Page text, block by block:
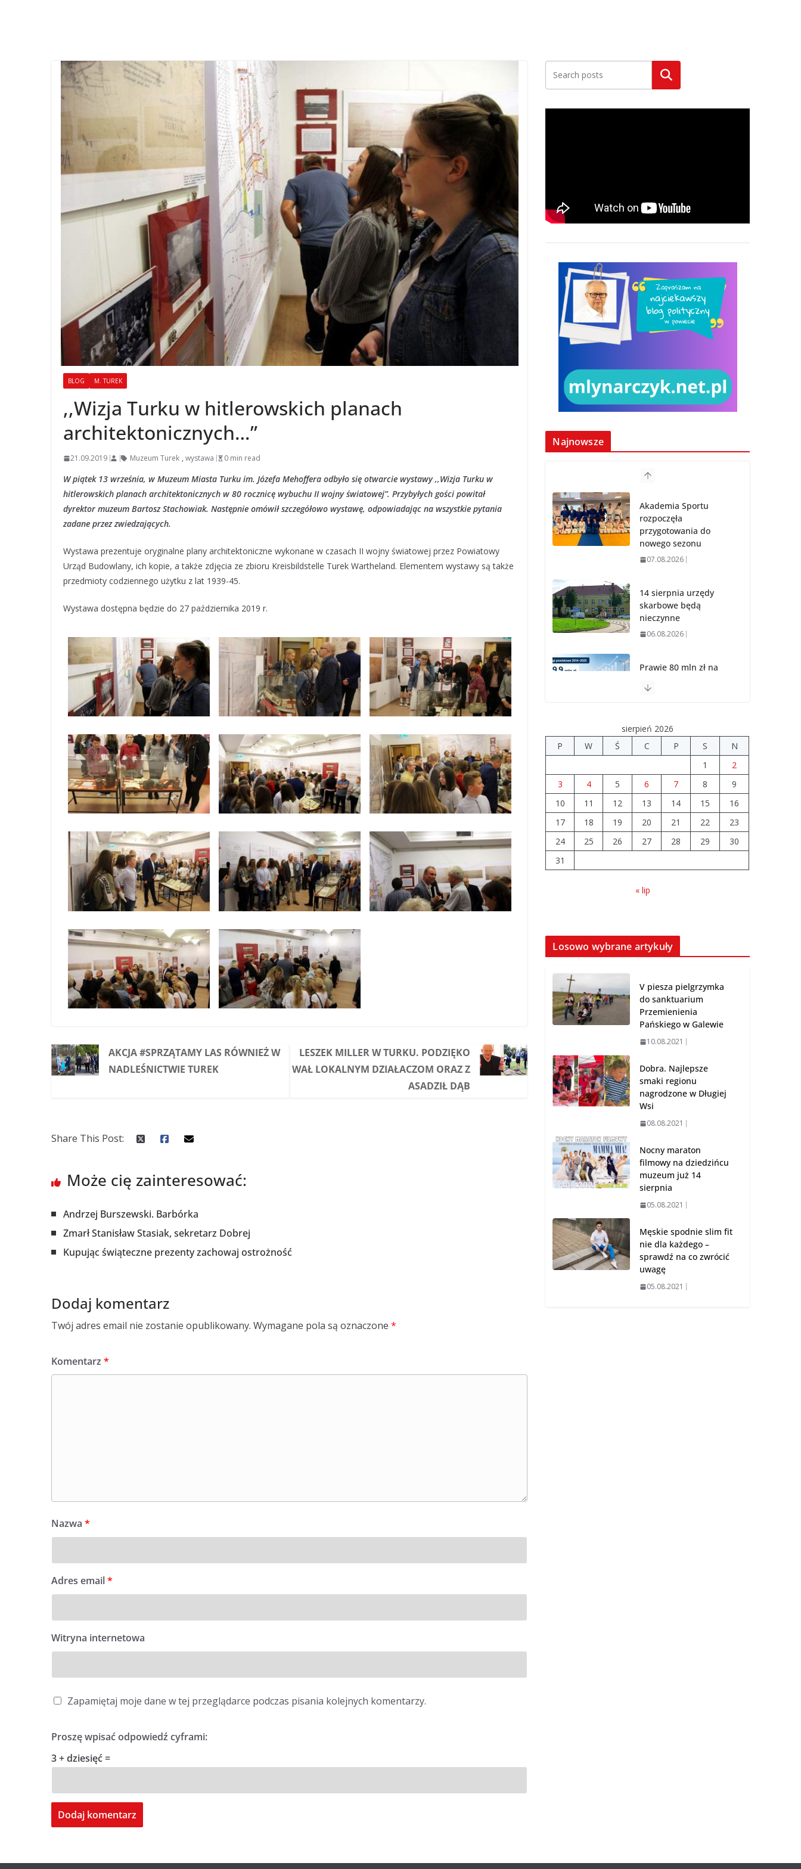
BLOG M. TUREK
,,Wizja Turku w hitlerowskich planach
architektonicznych…”
21.09.2019 Muzeum Turek , wystawa 0 min read
W piątek 13 września, w Muzeum Miasta Turku im. Józefa Mehoffera odbyło się otwarcie wystawy ,,Wizja Turku w
hitlerowskich planach architektonicznych w 80 rocznicę wybuchu II wojny światowej”. Przybyłych gości powitał
dyrektor muzeum Bartosz Stachowiak. Następnie omówił szczegółowo wystawę, odpowiadając na wszystkie pytania
zadane przez zwiedzających.
Wystawa prezentuje oryginalne plany architektoniczne wykonane w czasach II wojny światowej przez Powiatowy
Urząd Budowlany, ich kopie, a także zdjęcia ze zbioru Kreisbildstelle Turek Wartheland. Elementem wystawy są także
przedmioty codziennego użytku z lat 1939-45.
Wystawa dostępna będzie do 27 października 2019 r.
AKCJA #SPRZĄTAMY LAS RÓWNIEŻ W
NADLEŚNICTWIE TUREK
LESZEK MILLER W TURKU. PODZIĘKO
WAŁ LOKALNYM DZIAŁACZOM ORAZ Z
ASADZIŁ DĄB
Share This Post:
Może cię zainteresować:
Andrzej Burszewski. Barbórka
Zmarł Stanisław Stasiak, sekretarz Dobrej
Kupując świąteczne prezenty zachowaj ostrożność
Dodaj komentarz
Twój adres email nie zostanie opublikowany. Wymagane pola są oznaczone *
Komentarz *
Nazwa *
Adres email*
Witryna internetowa
Zapamiętaj moje dane w tej przeglądarce podczas pisania kolejnych komentarzy.
Proszę wpisać odpowiedź cyframi:
3 + dziesięć =
Szukaj
Najnowsze
Akademia Sportu
rozpoczęła
przygotowania do
nowego sezonu
07.08.2026
14 sierpnia urzędy
skarbowe będą
nieczynne
06.08.2026
Prawie 80 mln zł na
gminy?
Szkoła we
Władysławowie
modernizację
06.08.2026
Prawie 20 tys. zł dla
dyrektora szpitala.
Podwyżka mimo
04.08.2026
miejsce trudno uznać
za sukces
sierpień 2026
P
W Ś C P S
N
1
2
3
4 5 6 7 8
9
10
11 12 13 14 15
16
17
18 19 20 21 22
23
24
25 26 27 28 29
30
31
« lip
Losowo wybrane artykuły
V piesza pielgrzymka
do sanktuarium
Przemienienia
Pańskiego w Galewie
10.08.2021
Dobra. Najlepsze
smaki regionu
nagrodzone w Długiej
Wsi
08.08.2021
Nocny maraton
filmowy na dziedzińcu
muzeum już 14
sierpnia
05.08.2021
Męskie spodnie slim fit
nie dla każdego –
sprawdź na co zwrócić
uwagę
05.08.2021